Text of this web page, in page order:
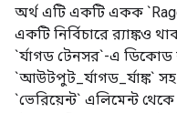
অর্থ এটি একটি একক
একটি নির্বিচারে র‍্যাঙ্কও
`র্যাগড টেনসর`-এ ডিকোড
`আউটপুট_র্যাগড_র্যাঙ্ক`
`ভেরিয়েন্ট` এলিমেন্ট